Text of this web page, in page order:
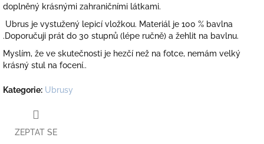
doplněný krásnými zahraničními látkami.
Ubrus je vystužený lepicí vložkou. Materiál je 100 % bavlna
.Doporučuji prát do 30 stupnů (lépe ručně) a žehlit na bavlnu.
Myslím, že ve skutečnosti je hezčí než na fotce, nemám velký
krásný stul na focení..
Kategorie: Ubrusy
ZEPTAT SE